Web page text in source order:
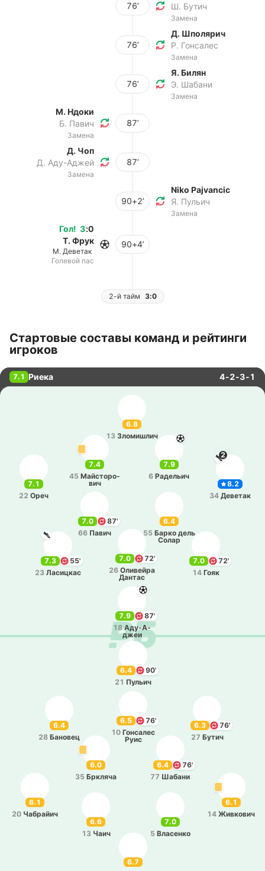
76’
Ш. Бутич
Замена
76’
Д. Шполярич
Р. Гонсалес
Замена
76’
Я. Билян
Э. Шабани
Замена
М. Ндоки
Б. Павич
Замена
87’
Д. Чоп
Д. Аду-Аджей
Замена
87’
90+2’
Niko Pajvancic
Я. Пульич
Замена
Гол! 3:0
Т. Фрук
М. Деветак
Голевой пас
90+4’
2-й тайм 3:0
Стартовые составы команд и рейтинги
игроков
7.1 Риека 4-2-3-1
6.8
13 Зло­ми­шлич
7.1
22 Ореч
7.9
6 Ра­де­льич
7.4
45 Май­сто­ро­
вич
8.2
2
34 Де­ве­так
7.0
72'
14 Гояк
6.4
55 Барко дель
Солар
7.0
72'
26 Оли­вей­ра
Дантас
7.3
55'
23 Ла­си­цкас
7.0
87'
66 Павич
7.9
87'
18 Аду­-А­
джеи
6.7
7.0
5 Вла­се­нко
6.1
20 Ча­брайич
6.1
14 Жи­вко­вич
6.6
13 Чаич
6.4
28 Ба­но­вец
6.0
35 Бркля­ча
6.5
76'
10 Го­нса­лес
Руис
6.4
76'
77 Шабани
6.3
76'
27 Бутич
6.4
90'
21 Пульич